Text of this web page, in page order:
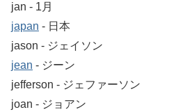
jan ‐ 1月
japan ‐ 日本
jason ‐ ジェイソン
jean ‐ ジーン
jefferson ‐ ジェファーソン
joan ‐ ジョアン